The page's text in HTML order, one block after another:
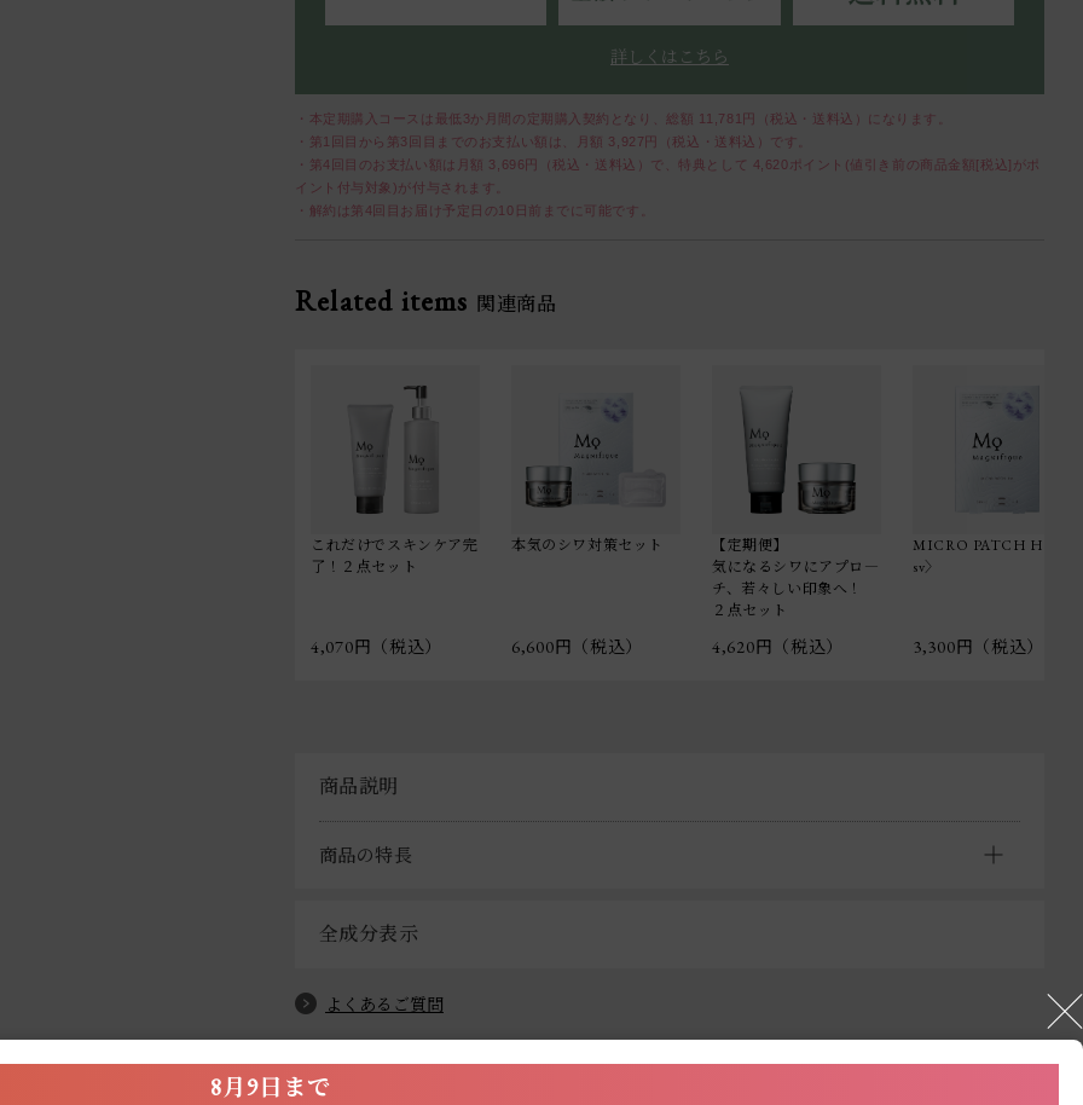
詳しくはこちら
・本定期購入コースは最低3か月間の定期購入契約となり、総額 11,781 円（税込・送料込）になります。
・第1回目から第3回目までのお支払い額は、月額 3,927 円（税込・送料込）です。
・第4回目のお支払い額は月額 3,696 円（税込・送料込）で、特典として 4,620ポイント(値引き前の商品金額[税込]がポ
イント付与対象)が付与されます。
・解約は第4回目お届け予定日の10日前までに可能です。
Related items 関連商品
これだけでスキンケア完
了！２点セット
4,070円（税込）
本気のシワ対策セット
6,600円（税込）
【定期便】
気になるシワにアプロ―
チ、若々しい印象へ！
２点セット
4,620円（税込）
MICRO PATCH HA〈3
sv〉
3,300円（税込）
商品説明
商品の特長
全成分表示
よくあるご質問
8月9日まで